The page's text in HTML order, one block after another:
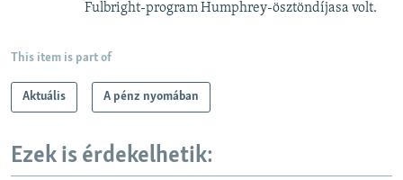
Fulbright-program Humphrey-ösztöndíjasa volt.
This item is part of
Aktuális A pénz nyomában
Ezek is érdekelhetik: